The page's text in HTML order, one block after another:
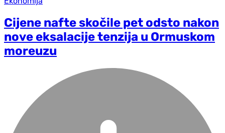
Cijene nafte skočile pet odsto nakon
nove eksalacije tenzija u Ormuskom
moreuzu